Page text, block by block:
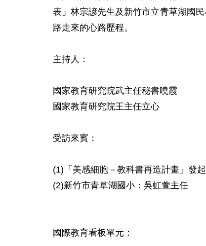
表」林宗諺先生及新竹市立青草湖國
路走來的心路歷程。
主持人：
國家教育研究院武主任秘書曉霞
國家教育研究院王主任立心
受訪來賓：
(1)「美感細胞－教科書再造計畫」發
(2)新竹市青草湖國小：吳虹萱主任
國際教育看板單元：